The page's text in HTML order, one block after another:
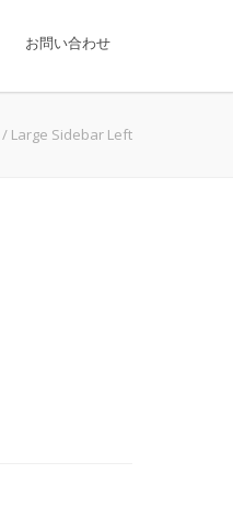
お問い合わせ
/ Large Sidebar Left